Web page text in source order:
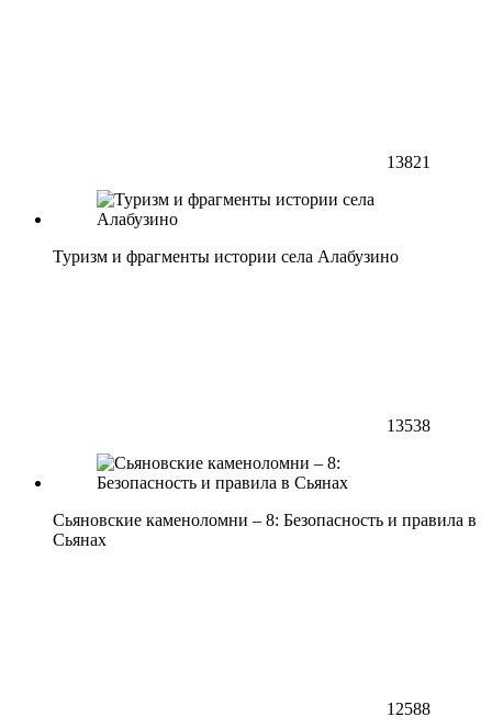
13821
Туризм и фрагменты истории села Алабузино
13538
Сьяновские каменоломни – 8: Безопасность и правила в
Сьянах
12588